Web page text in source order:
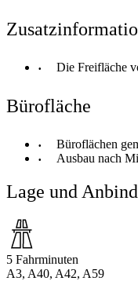
Die Freifläche
Bürofläche
Büroflächen
Ausbau nach
Lage und
5 Fahrminuten
A3, A40, A42, A59